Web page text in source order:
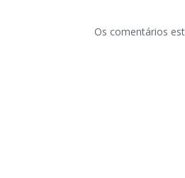
Os comentários